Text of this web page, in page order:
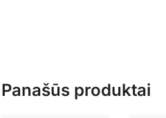
Panašūs produktai